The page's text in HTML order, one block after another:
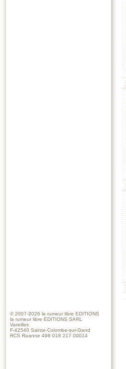
© 2007-2026 la rumeur libre EDITIONS
la rumeur libre EDITIONS SARL
Vareilles
F-42540 Sainte-Colombe-sur-Gand
RCS Roanne 498 018 217 00014